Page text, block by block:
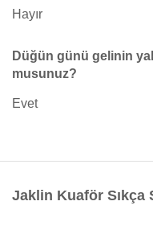
Hayır
Düğün günü gelinin
musunuz?
Evet
Jaklin Kuaför Sıkça